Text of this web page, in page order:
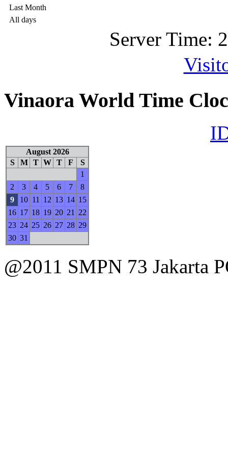
Last Month
All days
Server Time:
Vinaora World Time
August 2026
S
M T W T F
S
1
2
3 4 5 6 7
8
9
10 11 12 13 14 15
16 17 18 19 20 21
22
23 24 25 26 27 28 29
30 31
@2011 SMPN 73 Jakarta